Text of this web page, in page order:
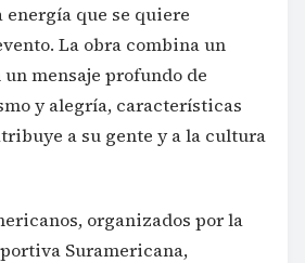
energía que se quiere
La obra combina un
mensaje profundo de
y alegría, características
a su gente y a la cultura
organizados por la
Suramericana,